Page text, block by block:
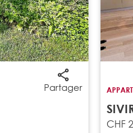
Partager
CHF